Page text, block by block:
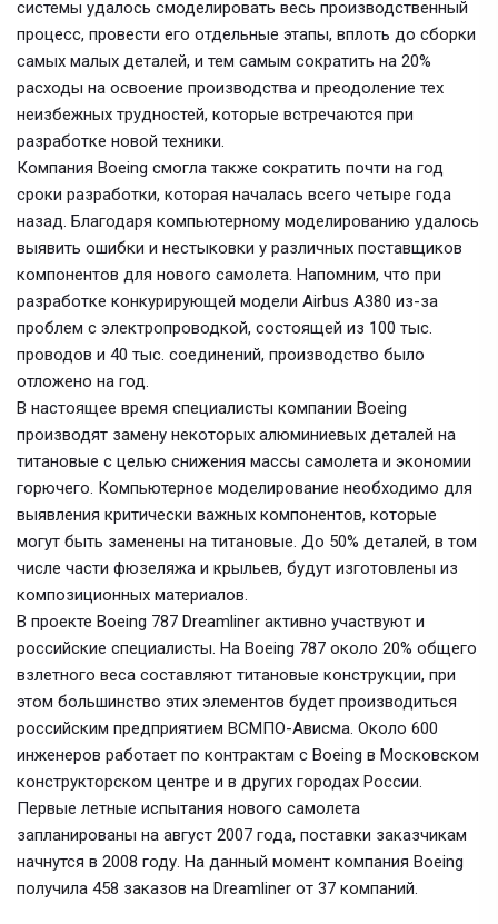
системы удалось смоделировать весь производственный
процесс, провести его отдельные этапы, вплоть до сборки
самых малых деталей, и тем самым сократить на 20%
расходы на освоение производства и преодоление тех
неизбежных трудностей, которые встречаются при
разработке новой техники.
Компания Boeing смогла также сократить почти на год
сроки разработки, которая началась всего четыре года
назад. Благодаря компьютерному моделированию удалось
выявить ошибки и нестыковки у различных поставщиков
компонентов для нового самолета. Напомним, что при
разработке конкурирующей модели Airbus A380 из-за
проблем с электропроводкой, состоящей из 100 тыс.
проводов и 40 тыс. соединений, производство было
отложено на год.
В настоящее время специалисты компании Boeing
производят замену некоторых алюминиевых деталей на
титановые с целью снижения массы самолета и экономии
горючего. Компьютерное моделирование необходимо для
выявления критически важных компонентов, которые
могут быть заменены на титановые. До 50% деталей, в том
числе части фюзеляжа и крыльев, будут изготовлены из
композиционных материалов.
В проекте Boeing 787 Dreamliner активно участвуют и
российские специалисты. На Boeing 787 около 20% общего
взлетного веса составляют титановые конструкции, при
этом большинство этих элементов будет производиться
российским предприятием ВСМПО-Ависма. Около 600
инженеров работает по контрактам с Boeing в Московском
конструкторском центре и в других городах России.
Первые летные испытания нового самолета
запланированы на август 2007 года, поставки заказчикам
начнутся в 2008 году. На данный момент компания Boeing
получила 458 заказов на Dreamliner от 37 компаний.